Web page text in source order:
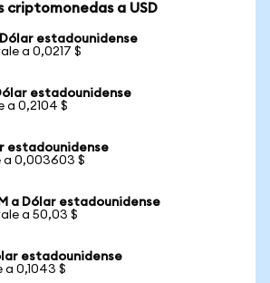
a USD
estadounidense
a 0,0217 $
estadounidense
a 0,2104 $
estadounidense
a 0,003603 $
a Dólar estadounidense
a 50,03 $
estadounidense
a 0,1043 $